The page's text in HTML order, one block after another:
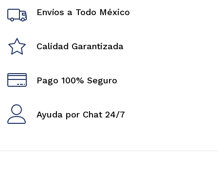
Envíos a Todo México
Calidad Garantizada
Pago 100% Seguro
Ayuda por Chat 24/7